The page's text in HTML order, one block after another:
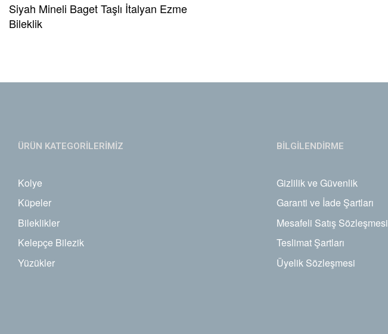
Siyah Mineli Baget Taşlı İtalyan Ezme
Bileklik
ÜRÜN KATEGORİLERİMİZ
Kolye
Küpeler
Bileklikler
Kelepçe Bilezik
Yüzükler
BİLGİLENDİRME
Gizlilik ve Güvenlik
Garanti ve İade Şartları
Mesafeli Satış Sözleşmesi
Teslimat Şartları
Üyelik Sözleşmesi